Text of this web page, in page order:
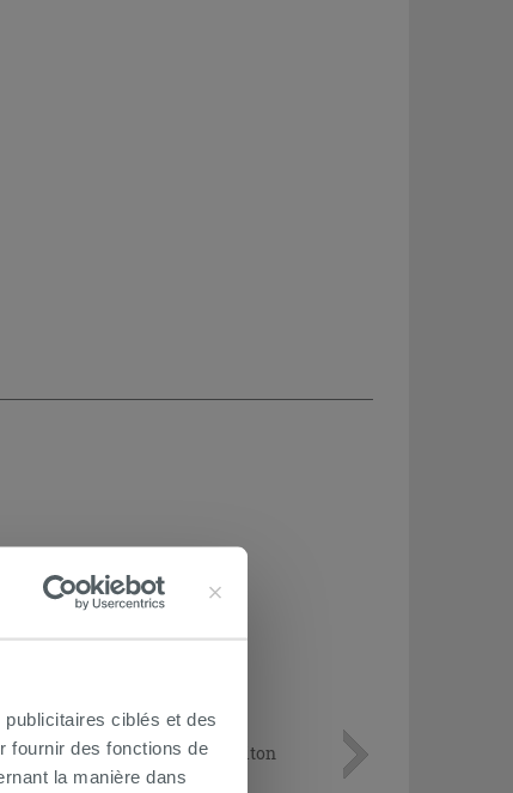
ciblés et des
fournir des fonctions de
la manière dans
de 2 coudes sous lavabo 45° laiton